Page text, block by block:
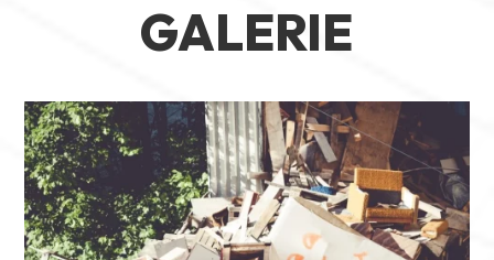
GALERIE